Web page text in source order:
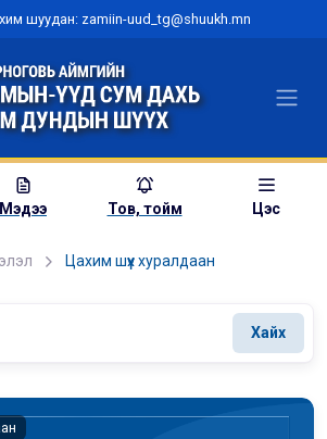
шуудан: zamiin-uud_tg@shuukh.mn
Мэдээ Тов, тойм Цэс
Цахим шүүх хуралдаан
Хайх